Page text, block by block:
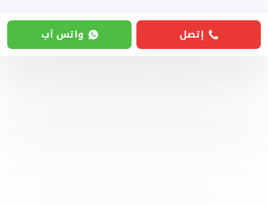
إتصل واتس آب